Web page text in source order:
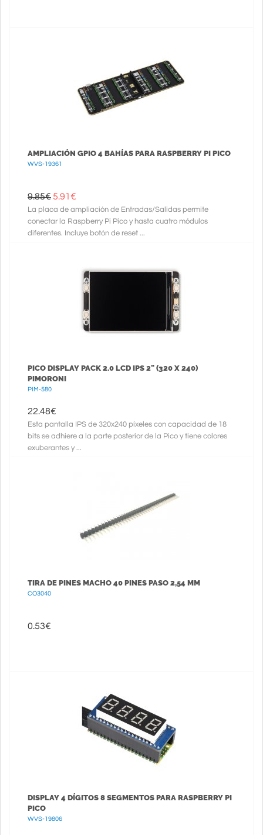
AMPLIACIÓN GPIO 4 BAHÍAS PARA RASPBERRY PI PICO
WVS-19361
9.85€5.91 €
La placa de ampliación de Entradas/Salidas permite
conectar la Raspberry Pi Pico y hasta cuatro módulos
diferentes. Incluye botón de reset ...
PICO DISPLAY PACK 2.0 LCD IPS 2" (320 X 240)
PIMORONI
PIM-580
22.48€
Esta pantalla IPS de 320x240 píxeles con capacidad de 18
bits se adhiere a la parte posterior de la Pico y tiene colores
exuberantes y ...
TIRA DE PINES MACHO 40 PINES PASO 2,54 MM
CO3040
0.53€
DISPLAY 4 DÍGITOS 8 SEGMENTOS PARA RASPBERRY PI
PICO
WVS-19806